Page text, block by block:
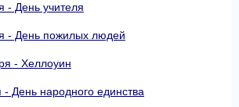
- День учителя
- День пожилых людей
- Хеллоуин
- День народного единства